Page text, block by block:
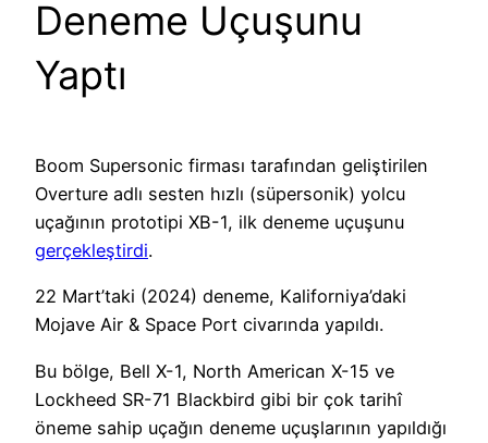
Deneme Uçuşunu
Yaptı
Boom Supersonic firması tarafından geliştirilen
Overture adlı sesten hızlı (süpersonik) yolcu
uçağının prototipi XB-1, ilk deneme uçuşunu
gerçekleştirdi.
22 Mart’taki (2024) deneme, Kaliforniya’daki
Mojave Air & Space Port civarında yapıldı.
Bu bölge, Bell X-1, North American X-15 ve
Lockheed SR-71 Blackbird gibi bir çok tarihî
öneme sahip uçağın deneme uçuşlarının yapıldığı